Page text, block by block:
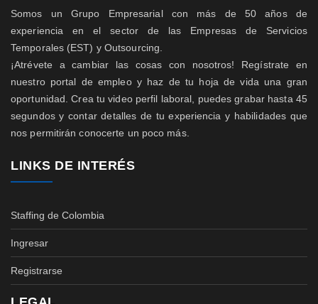
Somos un Grupo Empresarial con más de 50 años de
experiencia en el sector de las Empresas de Servicios
Temporales (EST) y Outsourcing.
¡Atrévete a cambiar las cosas con nosotros! Regístrate en
nuestro portal de empleo y haz de tu hoja de vida una gran
oportunidad. Crea tu video perfil laboral, puedes grabar hasta 45
segundos y contar detalles de tu experiencia y habilidades que
nos permitirán conocerte un poco más.
LINKS DE INTERÉS
Staffing de Colombia
Ingresar
Registrarse